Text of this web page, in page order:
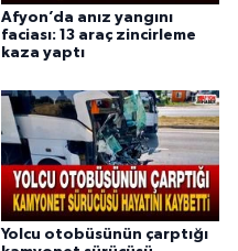
Afyon’da anız yangını
faciası: 13 araç zincirleme
kaza yaptı
Yolcu otobüsünün çarptığı